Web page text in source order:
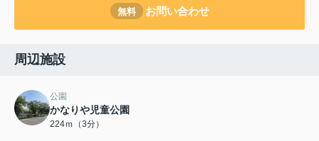
無料 お問い合わせ
周辺施設
公園
かなりや児童公園
224ｍ（3分）